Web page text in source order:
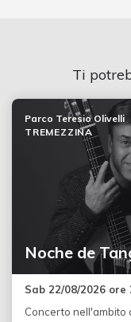
Ti
Noche de
Parco Teresio Olivelli
TREMEZZINA
Sab 22/08/2026 ore
Concerto nell'ambito